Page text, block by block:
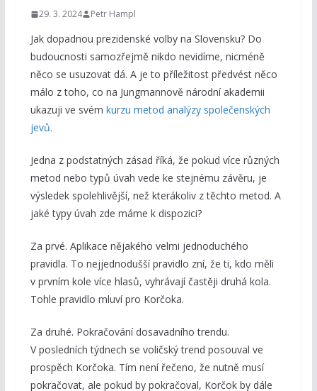
29. 3. 2024 Petr Hampl
Jak dopadnou prezidenské volby na Slovensku? Do
budoucnosti samozřejmě nikdo nevidíme, nicméně
něco se usuzovat dá. A je to příležitost předvést něco
málo z toho, co na Jungmannově národní akademii
ukazuji ve svém kurzu metod analýzy společenských
jevů.
Jedna z podstatných zásad říká, že pokud více různých
metod nebo typů úvah vede ke stejnému závěru, je
výsledek spolehlivější, než kterákoliv z těchto metod. A
jaké typy úvah zde máme k dispozici?
Za prvé. Aplikace nějakého velmi jednoduchého
pravidla. To nejjednodušší pravidlo zní, že ti, kdo měli
v prvním kole více hlasů, vyhrávají častěji druhá kola.
Tohle pravidlo mluví pro Korčoka.
Za druhé. Pokračování dosavadního trendu.
V posledních týdnech se voličský trend posouval ve
prospěch Korčoka. Tím není řečeno, že nutně musí
pokračovat, ale pokud by pokračoval, Korčok by dále